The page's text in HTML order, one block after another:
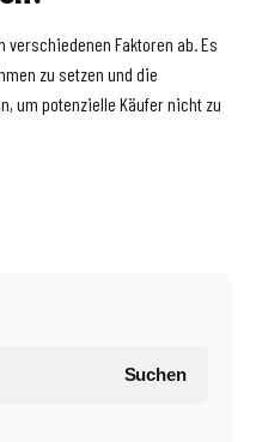
verschiedenen Faktoren ab. Es
zu setzen und die
um potenzielle Käufer nicht zu
Suchen